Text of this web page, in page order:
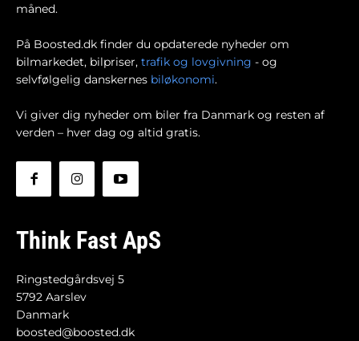
måned.
På Boosted.dk finder du opdaterede nyheder om
bilmarkedet, bilpriser, trafik og lovgivning - og
selvfølgelig danskernes biløkonomi.
Vi giver dig nyheder om biler fra Danmark og resten af
verden – hver dag og altid gratis.
Think Fast ApS
Ringstedgårdsvej 5
5792 Aarslev
Danmark
boosted@boosted.dk